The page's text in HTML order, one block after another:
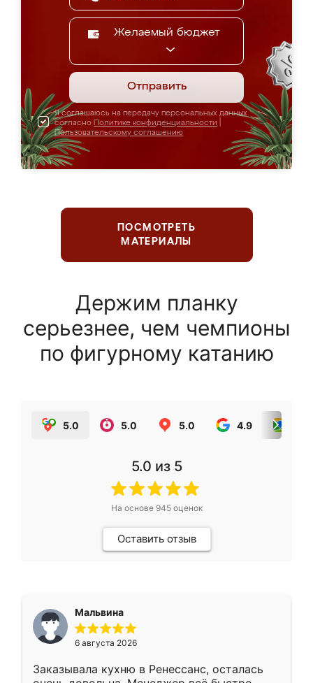
Желаемый бюджет
Отправить
Я соглашаюсь на передачу персональных данных
согласно Политике конфиденциальности
Пользовательскому соглашению
ПОСМОТРЕТЬ
МАТЕРИАЛЫ
Держим планку
серьезнее, чем чемпионы
по фигурному катанию
5.0 5.0 5.0 4.9
5.0 из 5
На основе 945оценок
Оставить отзыв
Мальвина
6 августа 2026
Заказывала кухню в Ренессанс, осталась